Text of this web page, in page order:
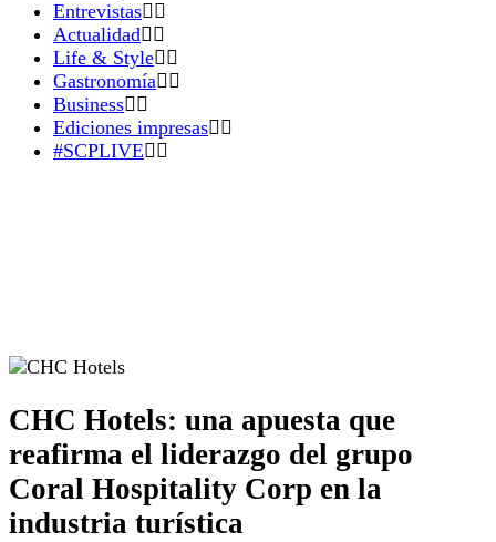
Entrevistas
Actualidad
Life & Style
Gastronomía
Business
Ediciones impresas
#SCPLIVE
CHC Hotels: una apuesta que
reafirma el liderazgo del grupo
Coral Hospitality Corp en la
industria turística